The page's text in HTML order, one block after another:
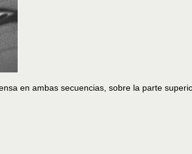
en ambas secuencias, sobre la parte